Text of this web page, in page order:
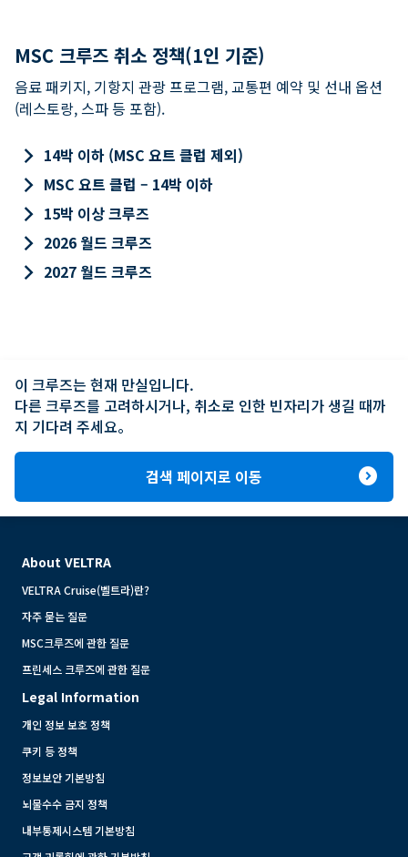
MSC 크루즈 취소 정책(1인 기준)
음료 패키지, 기항지 관광 프로그램, 교통편 예약 및 선내 옵션
(레스토랑, 스파 등 포함).
keyboard_arrow_right 14박 이하 (MSC 요트 클럽 제외)
keyboard_arrow_right MSC 요트 클럽 – 14박 이하
keyboard_arrow_right 15박 이상 크루즈
keyboard_arrow_right 2026 월드 크루즈
keyboard_arrow_right 2027 월드 크루즈
이 크루즈는 현재 만실입니다.
다른 크루즈를 고려하시거나, 취소로 인한 빈자리가 생길 때까
지 기다려 주세요。
검색 페이지로 이동 expand_circle_right
About VELTRA
VELTRA Cruise(벨트라)란?
자주 묻는 질문
MSC크루즈에 관한 질문
프린세스 크루즈에 관한 질문
Legal Information
개인 정보 보호 정책
쿠키 등 정책
정보보안 기본방침
뇌물수수 금지 정책
내부통제시스템 기본방침